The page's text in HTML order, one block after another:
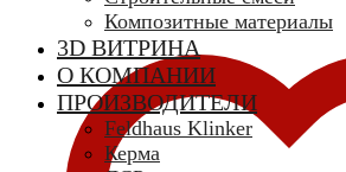
Композитные материалы
3D ВИТРИНА
О КОМПАНИИ
ПРОИЗВОДИТЕЛИ
Feldhaus Klinker
Керма